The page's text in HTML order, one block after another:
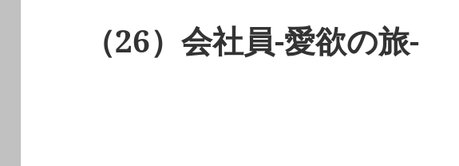
（26）会社員-愛欲の旅-